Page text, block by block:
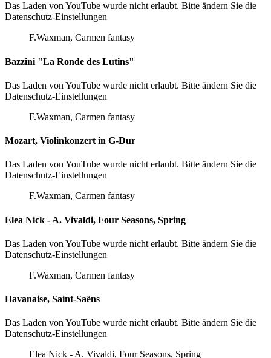
Das Laden von YouTube wurde nicht erlaubt. Bitte ändern Sie die
Datenschutz-Einstellungen
F.Waxman, Carmen fantasy
Bazzini "La Ronde des Lutins"
Das Laden von YouTube wurde nicht erlaubt. Bitte ändern Sie die
Datenschutz-Einstellungen
F.Waxman, Carmen fantasy
Mozart, Violinkonzert in G-Dur
Das Laden von YouTube wurde nicht erlaubt. Bitte ändern Sie die
Datenschutz-Einstellungen
F.Waxman, Carmen fantasy
Elea Nick - A. Vivaldi, Four Seasons, Spring
Das Laden von YouTube wurde nicht erlaubt. Bitte ändern Sie die
Datenschutz-Einstellungen
F.Waxman, Carmen fantasy
Havanaise, Saint-Saëns
Das Laden von YouTube wurde nicht erlaubt. Bitte ändern Sie die
Datenschutz-Einstellungen
Elea Nick - A. Vivaldi, Four Seasons, Spring